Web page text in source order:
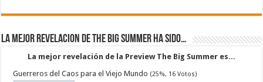
La mejor revelacion de The Big Summer ha sido…
La mejor revelación de la Preview The Big Summer es...
Guerreros del Caos para el Viejo Mundo (25%, 16 Votos)